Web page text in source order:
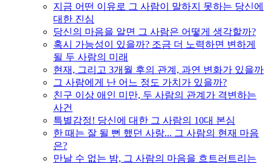
지금 어떤 이유로 그 사람이 말하지 못하는 당신에
대한 진심
당신의 마음을 알면 그 사람은 어떻게 생각할까?
혹시 가능성이 있을까? 조금 더 노력하면 변하게
될 두 사람의 미래
현재, 그리고 3개월 후의 관계, 과연 변화가 있을까
그 사람에게 난 어느 정도 가치가 있을까?
친구 이상 애인 미만, 두 사람의 관계가 격변하는
사건
특별감정! 당신에 대한 그 사람의 10대 본심
한 때는 잘 될 뻔 했던 사랑... 그 사람의 현재 마음
은?
만날 수 없는 밤, 그 사람의 마음을 흐트러트리는